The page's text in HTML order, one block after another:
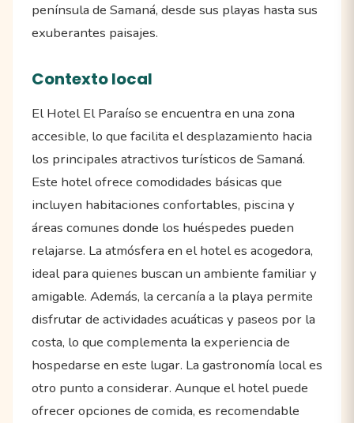
península de Samaná, desde sus playas hasta sus
exuberantes paisajes.
Contexto local
El Hotel El Paraíso se encuentra en una zona
accesible, lo que facilita el desplazamiento hacia
los principales atractivos turísticos de Samaná.
Este hotel ofrece comodidades básicas que
incluyen habitaciones confortables, piscina y
áreas comunes donde los huéspedes pueden
relajarse. La atmósfera en el hotel es acogedora,
ideal para quienes buscan un ambiente familiar y
amigable. Además, la cercanía a la playa permite
disfrutar de actividades acuáticas y paseos por la
costa, lo que complementa la experiencia de
hospedarse en este lugar. La gastronomía local es
otro punto a considerar. Aunque el hotel puede
ofrecer opciones de comida, es recomendable